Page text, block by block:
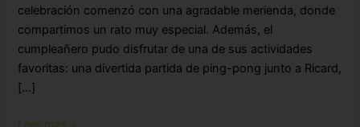
celebración comenzó con una agradable merienda, donde
compartimos un rato muy especial. Además, el
cumpleañero pudo disfrutar de una de sus actividades
favoritas: una divertida partida de ping-pong junto a Ricard,
[…]